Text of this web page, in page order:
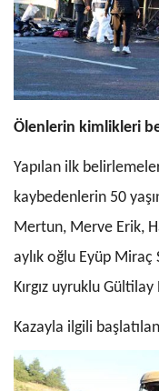
Ölenlerin kimlikleri
Yapılan ilk
kaybedenlerin 50
Mertun, Merve Erik,
aylık oğlu Eyüp Miraç
Kırgız uyruklu
Kazayla ilgili